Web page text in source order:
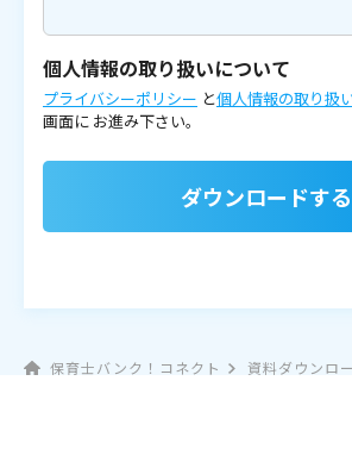
個人情報の取り扱いについて
プライバシーポリシー と個人情報の取り扱
画面に お進み下さい。
ダウンロードする
保育士バンク！コネクト 資料ダウンロ